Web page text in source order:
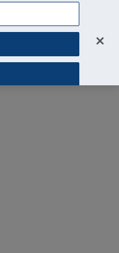
Accedi all'area riservata